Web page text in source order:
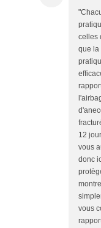
celles
que la
12
vous
donc
vous